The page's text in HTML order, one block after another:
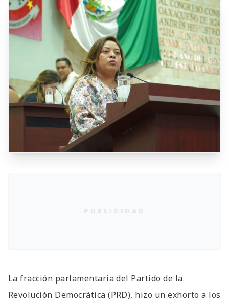
La fracción parlamentaria del Partido de la
Revolución Democrática (PRD), hizo un exhorto a los